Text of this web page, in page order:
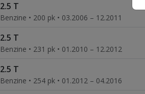
2.5 T
Benzine • 200 pk • 03.2006 – 12.2011
2.5 T
Benzine • 231 pk • 01.2010 – 12.2012
2.5 T
Benzine • 254 pk • 01.2012 – 04.2016